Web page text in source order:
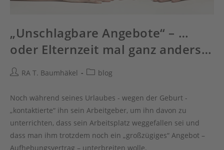
„Unschlagbare Angebote“ – …
oder Elternzeit mal ganz anders…
Beitrags-
RA T. Baumhäkel
Beitrags-
blog
Noch während seines Urlaubes - wegen der Geburt -
„kontaktierte“ ihn sein Arbeitgeber, um ihn davon zu
unterrichten, dass sein Arbeitsplatz weggefallen sei und
dass man ihm trotzdem noch ein „großzügiges“ Angebot –
Aufhebungsvertrag – unterbreiten wolle.